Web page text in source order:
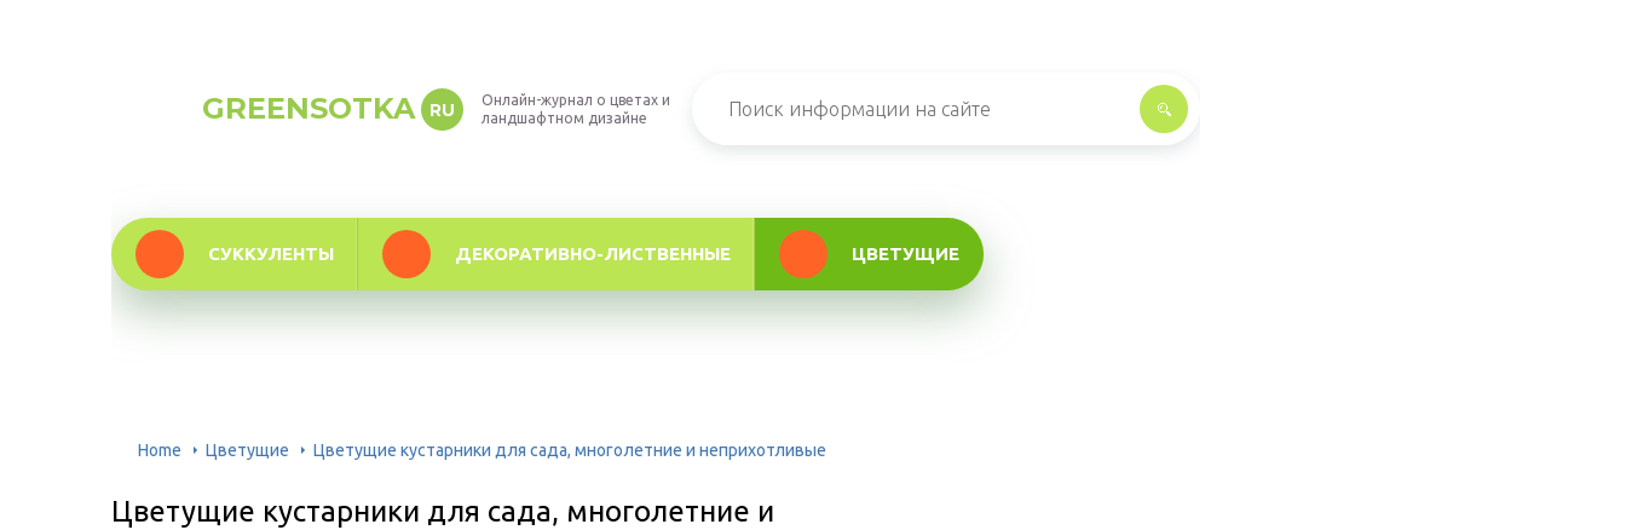
GREENSOTKA RU
Онлайн-журнал о цветах и
ландшафтном дизайне
СУККУЛЕНТЫ ДЕКОРАТИВНО-ЛИСТВЕННЫЕ ЦВЕТУЩИЕ
Home Цветущие Цветущие кустарники для сада, многолетние и неприхотливые
Цветущие кустарники для сада, многолетние и